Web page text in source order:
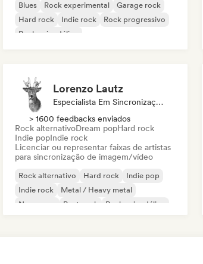
Blues Rock experimental
Garage rock
Hard rock
Indie rock
Rock progressivo
Rock psicodélico
Lorenzo Lautz
Especialista Em Sincronização
> 1600 feedbacks enviados
Rock alternativoDream popHard rock
Indie popIndie rock
Licenciar ou representar faixas de artistas
para sincronização de imagem/vídeo
Rock alternativo Hard rock
Indie pop
Indie rock
Metal / Heavy metal
New wave
Post punk Rock psicodélico